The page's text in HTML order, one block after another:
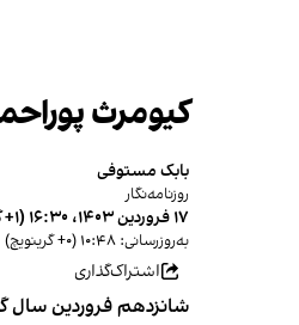
کیومرث
بابک مستوفی
روزنامه‌نگار
۱۷ فروردین ۱۴۰۳، ۱۶:۳۰ (‎+۱ گرینویچ)
به‌روزرسانی: ۱۰:۴۸ (‎+۰ گرینویچ)
اشتراک‌گذاری
شانزدهم فروردین سال